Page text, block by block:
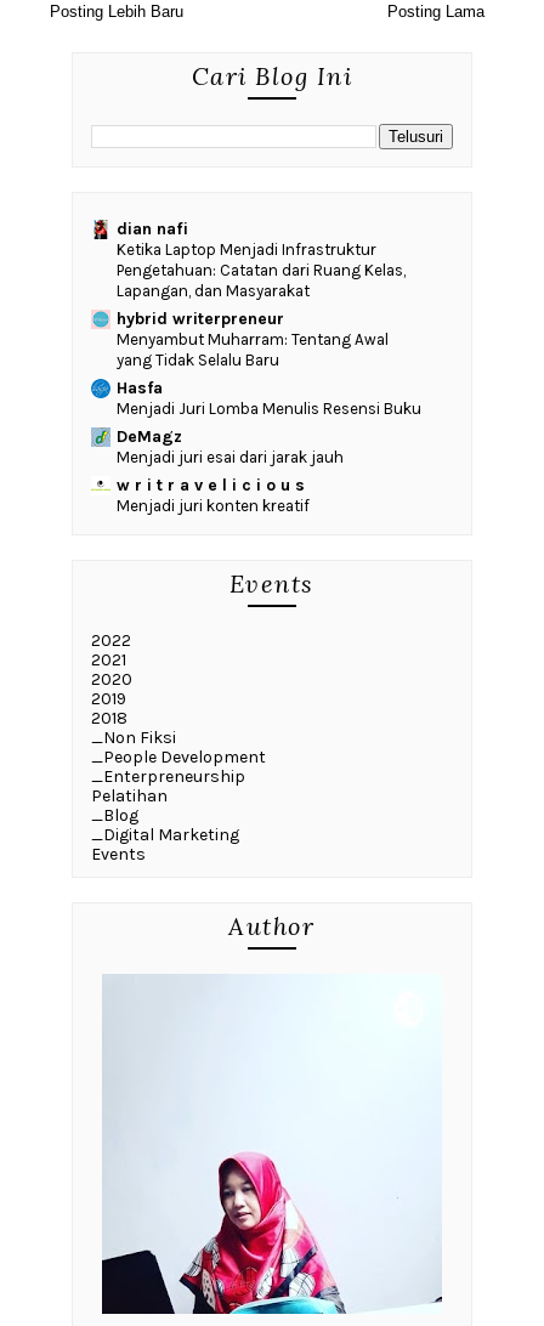
Posting Lebih Baru Posting Lama
Cari Blog Ini
dian nafi
Ketika Laptop Menjadi Infrastruktur
Pengetahuan: Catatan dari Ruang Kelas,
Lapangan, dan Masyarakat
hybrid writerpreneur
Menyambut Muharram: Tentang Awal
yang Tidak Selalu Baru
Hasfa
Menjadi Juri Lomba Menulis Resensi Buku
DeMagz
Menjadi juri esai dari jarak jauh
w r i t r a v e l i c i o u s
Menjadi juri konten kreatif
Events
2022
2021
2020
2019
2018
_Non Fiksi
_People Development
_Enterpreneurship
Pelatihan
_Blog
_Digital Marketing
Events
Author